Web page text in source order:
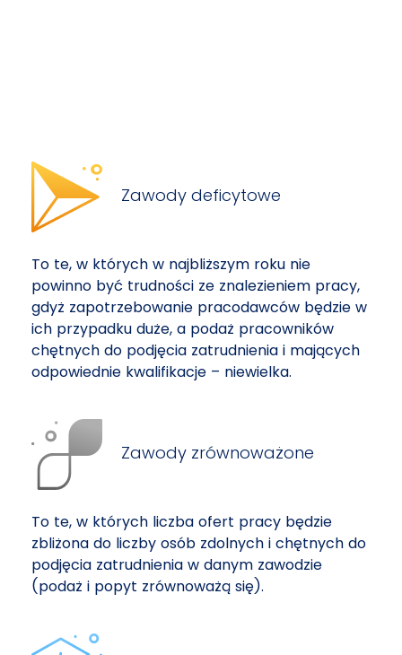
Zawody deficytowe
To te, w których w najbliższym roku nie
powinno być trudności ze znalezieniem pracy,
gdyż zapotrzebowanie pracodawców będzie w
ich przypadku duże, a podaż pracowników
chętnych do podjęcia zatrudnienia i mających
odpowiednie kwalifikacje – niewielka.
Zawody zrównoważone
To te, w których liczba ofert pracy będzie
zbliżona do liczby osób zdolnych i chętnych do
podjęcia zatrudnienia w danym zawodzie
(podaż i popyt zrównoważą się).